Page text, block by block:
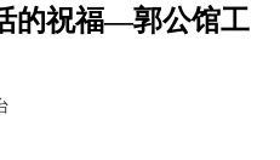
的祝福—郭公馆工